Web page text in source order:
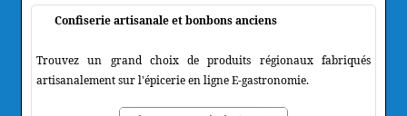
Confiserie artisanale et bonbons anciens
Trouvez un grand choix de produits régionaux fabriqués
artisanalement sur l'épicerie en ligne E-gastronomie.